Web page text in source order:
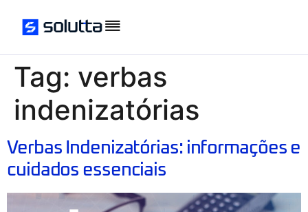
Tag: verbas
indenizatórias
Verbas Indenizatórias: informações e
cuidados essenciais